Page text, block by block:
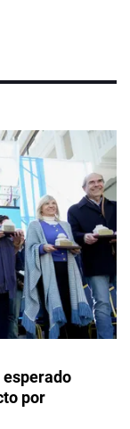
por